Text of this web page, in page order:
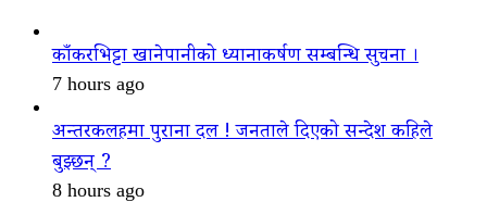
काँकरभिट्टा खानेपानीको ध्यानाकर्षण सम्बन्धि सुचना ।
7 hours ago
अन्तरकलहमा पुराना दल ! जनताले दिएको सन्देश कहिले
बुझ्छन् ?
8 hours ago